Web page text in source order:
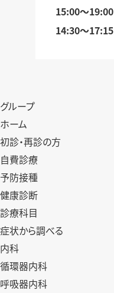
15:00～19:00
14:30〜17:15
グループ
ホーム
初診・再診の方
自費診療
予防接種
健康診断
診療科目
症状から調べる
内科
循環器内科
呼吸器内科